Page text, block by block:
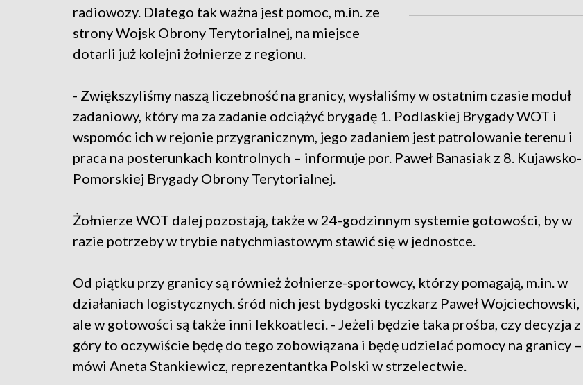
radiowozy. Dlatego tak ważna jest pomoc, m.in. ze
strony Wojsk Obrony Terytorialnej, na miejsce
dotarli już kolejni żołnierze z regionu.
- Zwiększyliśmy naszą liczebność na granicy, wysłaliśmy w ostatnim czasie moduł
zadaniowy, który ma za zadanie odciążyć brygadę 1. Podlaskiej Brygady WOT i
wspomóc ich w rejonie przygranicznym, jego zadaniem jest patrolowanie terenu i
praca na posterunkach kontrolnych – informuje por. Paweł Banasiak z 8. Kujawsko-
Pomorskiej Brygady Obrony Terytorialnej.
Żołnierze WOT dalej pozostają, także w 24-godzinnym systemie gotowości, by w
razie potrzeby w trybie natychmiastowym stawić się w jednostce.
Od piątku przy granicy są również żołnierze-sportowcy, którzy pomagają, m.in. w
działaniach logistycznych. śród nich jest bydgoski tyczkarz Paweł Wojciechowski,
ale w gotowości są także inni lekkoatleci. - Jeżeli będzie taka prośba, czy decyzja z
góry to oczywiście będę do tego zobowiązana i będę udzielać pomocy na granicy –
mówi Aneta Stankiewicz, reprezentantka Polski w strzelectwie.